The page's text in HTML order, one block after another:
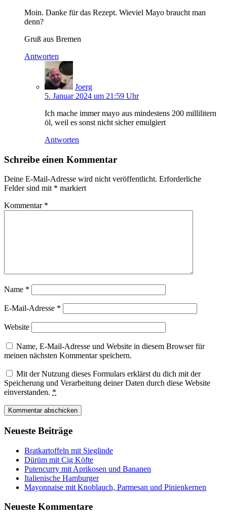
Moin. Danke für das Rezept. Wieviel Mayo braucht man
denn?
Gruß aus Bremen
Antworten
Joerg
5. Januar 2024 um 21:59 Uhr
Ich mache immer mayo aus mindestens 200 millilitern
öl, weil es sonst nicht sicher emulgiert
Antworten
Schreibe einen Kommentar
Deine E-Mail-Adresse wird nicht veröffentlicht. Erforderliche
Felder sind mit * markiert
Kommentar *
Name *
E-Mail-Adresse *
Website
Name, E-Mail-Adresse und Website in diesem Browser für
meinen nächsten Kommentar speichern.
Mit der Nutzung dieses Formulars erklärst du dich mit der
Speicherung und Verarbeitung deiner Daten durch diese Website
einverstanden. *
Neueste Beiträge
Bratkartoffeln mit Sieglinde
Dürüm mit Cig Köfte
Putencurry mit Aprikosen und Bananen
Italienische Hamburger
Mayonnaise mit Knoblauch, Parmesan und Pinienkernen
Neueste Kommentare